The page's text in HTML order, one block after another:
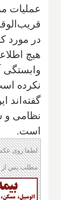
عملیات
در مورد
هیچ
وابستگی
نکرده
گفته‌اند
نظامی و
است.
لطفا روی عکس
مطلب پس از